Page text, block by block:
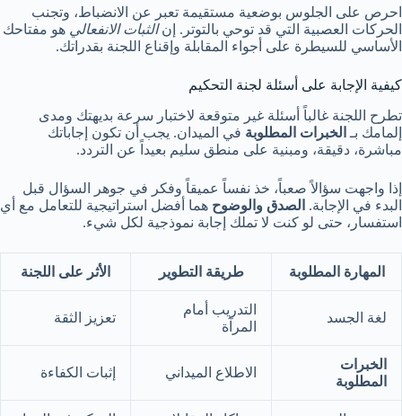
احرص على الجلوس بوضعية مستقيمة تعبر عن الانضباط، وتجنب
الحركات العصبية التي قد توحي بالتوتر. إنالثبات الانفعالي هو مفتاحك
الأساسي للسيطرة على أجواء المقابلة وإقناع اللجنة بقدراتك.
كيفية الإجابة على أسئلة لجنة التحكيم
تطرح اللجنة غالباً أسئلة غير متوقعة لاختبار سرعة بديهتك ومدى
إلمامك بـ الخبرات المطلوبة في الميدان. يجب أن تكون إجاباتك
مباشرة، دقيقة، ومبنية على منطق سليم بعيداً عن التردد.
إذا واجهت سؤالاً صعباً، خذ نفساً عميقاً وفكر في جوهر السؤال قبل
البدء في الإجابة. الصدق والوضوح هما أفضل استراتيجية للتعامل مع أي
استفسار، حتى لو كنت لا تملك إجابة نموذجية لكل شيء.
المهارة المطلوبة طريقة التطوير الأثر على اللجنة
لغة الجسد
التدريب أمام
المرآة
تعزيز الثقة
الخبرات
المطلوبة
الاطلاع الميداني إثبات الكفاءة